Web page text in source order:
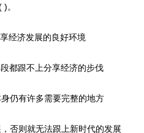
。
经济发展的良好环境
跟不上分享经济的步伐
仍有许多需要完整的地方
则就无法跟上新时代的发展